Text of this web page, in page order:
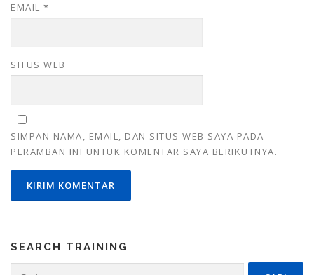
EMAIL *
SITUS WEB
SIMPAN NAMA, EMAIL, DAN SITUS WEB SAYA PADA
PERAMBAN INI UNTUK KOMENTAR SAYA BERIKUTNYA.
SEARCH TRAINING